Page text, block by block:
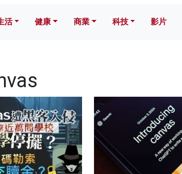
活 健康 商業 科技 影片